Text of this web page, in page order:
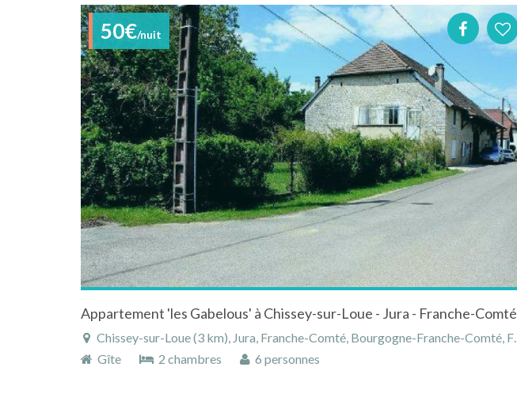
50€/nuit
Appartement 'les Gabelous' à Chissey-sur-Loue - Jura - Franche-Comté
Chissey-sur-Loue (3 km), Jura, Franche-Comté, Bourgogne-Franche-Comté, France
Gîte
2 chambres 6 personnes